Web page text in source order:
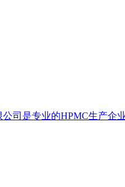
司是专业的HPMC生产企